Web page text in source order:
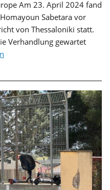
Am 23. April 2024 fand
Sabetara vor
von Thessaloniki statt.
Verhandlung gewartet